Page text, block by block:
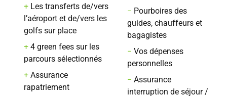
+ Les transferts de/vers
l’aéroport et de/vers les
golfs sur place
+ 4 green fees sur les
parcours sélectionnés
+ Assurance
rapatriement
− Pourboires des
guides, chauffeurs et
bagagistes
−Vos dépenses
personnelles
−Assurance
interruption de séjour /